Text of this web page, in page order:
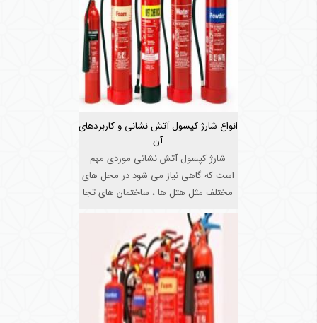
انواع شارژ کپسول آتش نشانی و کاربردهای
آن
شارژ کپسول آتش نشانی موردی مهم
است که گاهی نیاز می شود در محل های
مختلف مثل هتل ها ، ساختمان های تجا